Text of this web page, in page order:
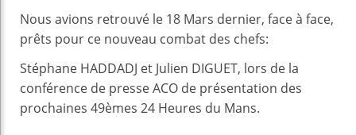
Nous avions retrouvé le 18 Mars dernier, face à face,
prêts pour ce nouveau combat des chefs:
Stéphane HADDADJ et Julien DIGUET, lors de la
conférence de presse ACO de présentation des
prochaines 49èmes 24 Heures du Mans.